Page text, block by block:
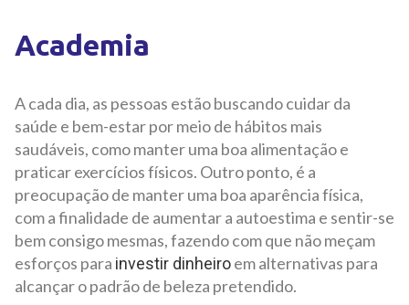
Academia
A cada dia, as pessoas estão buscando cuidar da
saúde e bem-estar por meio de hábitos mais
saudáveis, como manter uma boa alimentação e
praticar exercícios físicos. Outro ponto, é a
preocupação de manter uma boa aparência física,
com a finalidade de aumentar a autoestima e sentir-se
bem consigo mesmas, fazendo com que não meçam
esforços para investir dinheiroem alternativas para
alcançar o padrão de beleza pretendido.